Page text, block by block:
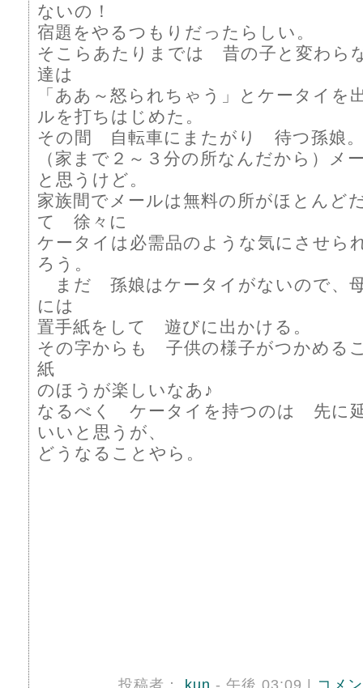
ないの！
宿題をやるつもりだったらしい。
そこらあたりまでは 昔の子と変わら
達は
「ああ～怒られちゃう」とケータイ
ルを打ちはじめた。
その間 自転車にまたがり 待つ孫娘
（家まで２～３分の所なんだから）メ
と思うけど。
家族間でメールは無料の所がほとんど
て 徐々に
ケータイは必需品のような気にさせら
ろう。
まだ 孫娘はケータイがないので、
には
置手紙をして 遊びに出かける。
その字からも 子供の様子がつかめる
紙
のほうが楽しいなあ♪
なるべく ケータイを持つのは 先に
いいと思うが、
どうなることやら。
投稿者： kun - 午後 03:09 | コメ